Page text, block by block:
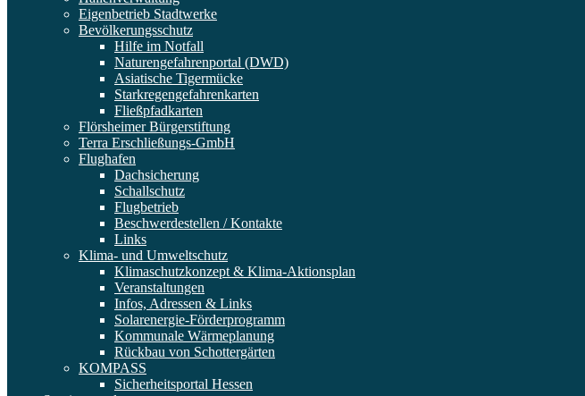
Eigenbetrieb Stadtwerke
Bevölkerungsschutz
Hilfe im Notfall
Naturengefahrenportal (DWD)
Asiatische Tigermücke
Starkregengefahrenkarten
Fließpfadkarten
Flörsheimer Bürgerstiftung
Terra Erschließungs-GmbH
Flughafen
Dachsicherung
Schallschutz
Flugbetrieb
Beschwerdestellen / Kontakte
Links
Klima- und Umweltschutz
Klimaschutzkonzept & Klima-Aktionsplan
Veranstaltungen
Infos, Adressen & Links
Solarenergie-Förderprogramm
Kommunale Wärmeplanung
Rückbau von Schottergärten
KOMPASS
Sicherheitsportal Hessen